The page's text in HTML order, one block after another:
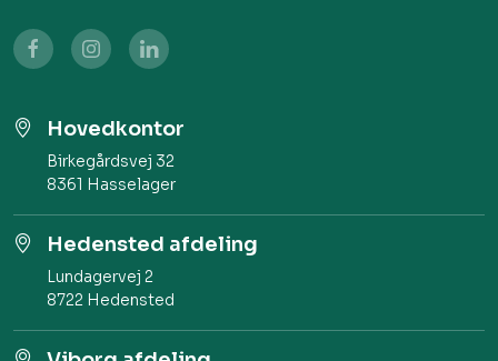
Hovedkontor
Birkegårdsvej 32​
8361 Hasselager
Hedensted afdeling
Lundagervej 2 ​
8722 Hedensted